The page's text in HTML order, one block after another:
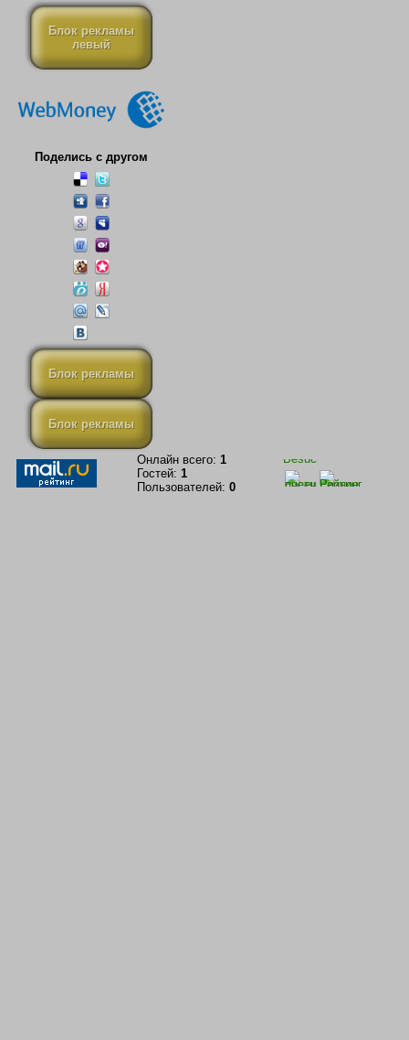
Блок рекламы
левый
Поделись с другом
Блок рекламы
Блок рекламы
Онлайн всего: 1
Гостей: 1
Пользователей: 0